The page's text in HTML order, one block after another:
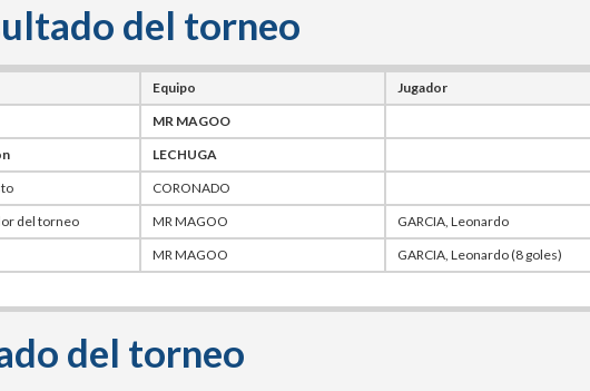
del torneo
Equipo
Jugador
MR MAGOO
LECHUGA
CORONADO
del torneo
MR MAGOO
GARCIA, Leonardo
MR MAGOO GARCIA, Leonardo (8 goles)
del torneo